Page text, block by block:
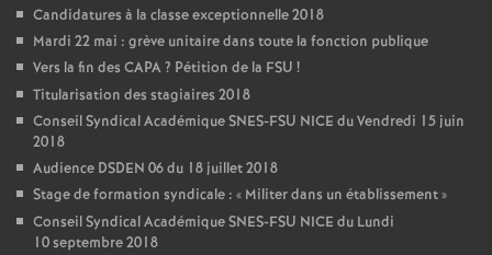
Candidatures à la classe exceptionnelle 2018
Mardi 22 mai : grève unitaire dans toute la fonction publique
Vers la fin des CAPA? Pétition de la FSU !
Titularisation des stagiaires 2018
Conseil Syndical Académique SNES-FSU NICE du Vendredi 15 juin
2018
Audience DSDEN 06 du 18 juillet 2018
Stage de formation syndicale : « Militer dans un établissement»
Conseil Syndical Académique SNES-FSU NICE du Lundi
10 septembre 2018